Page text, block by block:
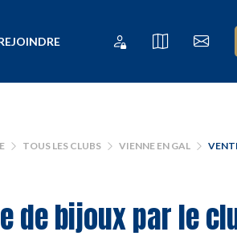
TOUS LES CLUBS VIENNE EN GAL
de bijoux par le